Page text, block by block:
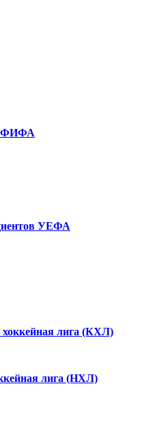
ФИФА
УЕФА
хоккейная лига (КХЛ)
лига (НХЛ)